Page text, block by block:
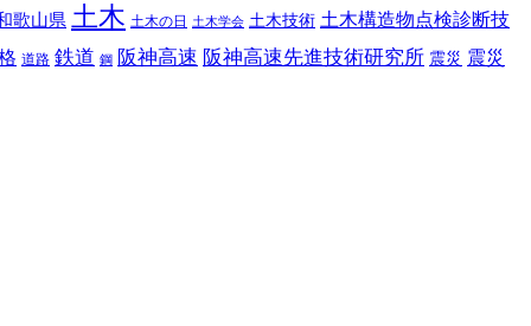
歌山県 土木 土木の日 土木学会 土木技術 土木構造物点検診断技
道路 鉄道 鋼 阪神高速 阪神高速先進技術研究所 震災 震災